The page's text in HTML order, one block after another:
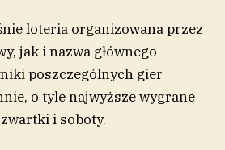
loteria organizowana przez
jak i nazwa głównego
poszczególnych gier
o tyle najwyższe wygrane
i soboty.